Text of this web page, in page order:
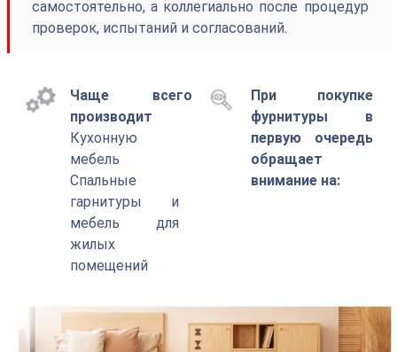
самостоятельно, а коллегиально после процедур
проверок, испытаний и согласований.
Чаще всего
производит
Кухонную
мебель
Спальные
гарнитуры и
мебель для
жилых
помещений
При покупке
фурнитуры в
первую очередь
обращает
внимание на: